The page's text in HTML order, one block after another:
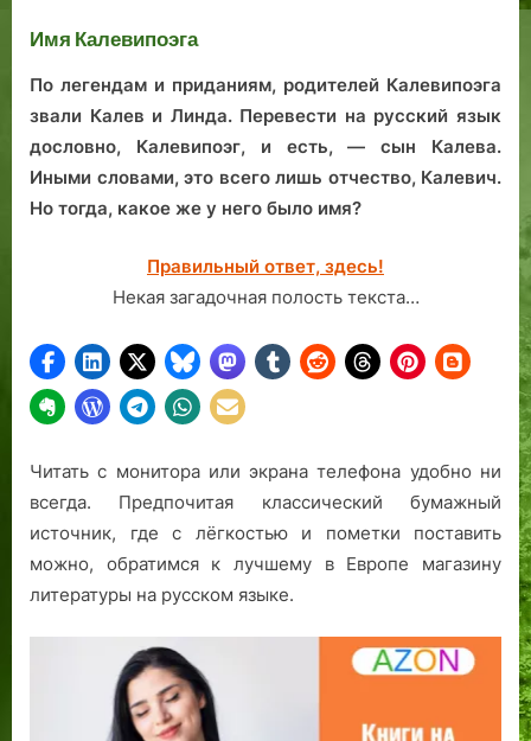
возрожденный
промышленной
архитектуры
Имя Калевипоэга
По легендам и приданиям, родителей Калевипоэга
звали Калев и Линда. Перевести на русский язык
дословно, Калевипоэг, и есть, — сын Калева.
Иными словами, это всего лишь отчество, Калевич.
Но тогда, какое же у него было имя?
Правильный ответ, здесь!
Некая загадочная полость текста…
Читать с монитора или экрана телефона удобно ни
всегда. Предпочитая классический бумажный
источник, где с лёгкостью и пометки поставить
можно, обратимся к лучшему в Европе магазину
литературы на русском языке.